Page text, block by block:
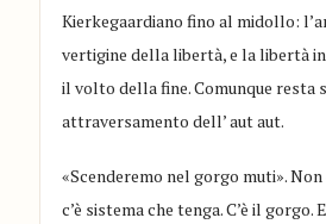
Kierkegaardiano fino al midollo:
vertigine della libertà, e la libertà
il volto della fine. Comunque resta
attraversamento dell’ aut aut.
«Scenderemo nel gorgo muti». Non
c’è sistema che tenga. C’è il